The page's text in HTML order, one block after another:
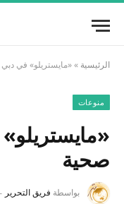
الرئيسية »«مايستريلو» في
منوعات
صحية
بواسطة فريق التحرير